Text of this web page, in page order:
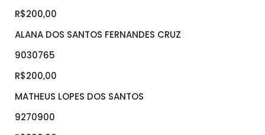
R$200,00
ALANA DOS SANTOS FERNANDES CRUZ
9030765
R$200,00
MATHEUS LOPES DOS SANTOS
9270900